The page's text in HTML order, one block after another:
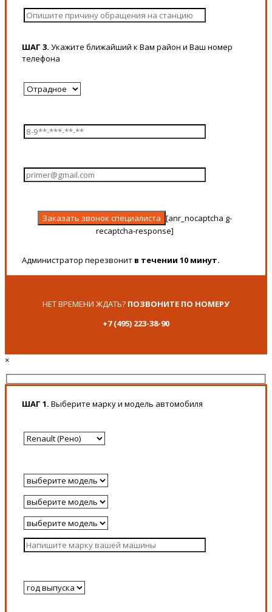
ШАГ 3. Укажите ближайший к Вам район и Ваш номер
телефона
[anr_nocaptcha g-
recaptcha-response]
Администратор перезвонит в течении 10 минут.
НЕТ ВРЕМЕНИ ЖДАТЬ? ПОЗВОНИТЕ ПО НОМЕРУ
+7 (495) 223-38-90
×
ШАГ 1. Выберите марку и модель автомобиля